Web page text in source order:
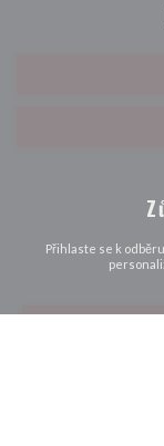
Přihlaste se k